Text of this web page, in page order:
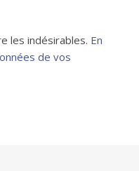
les indésirables. En
de vos